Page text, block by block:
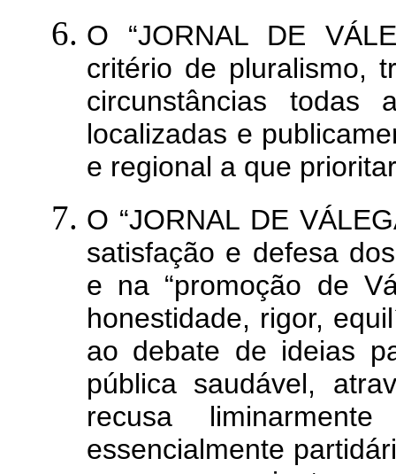
O “JORNAL DE
critério de pluralismo,
circunstâncias todas
localizadas e
e regional a que
O “JORNAL DE
satisfação e defesa
e na “promoção de
honestidade, rigor,
ao debate de ideias
pública saudável,
recusa
essencialmente